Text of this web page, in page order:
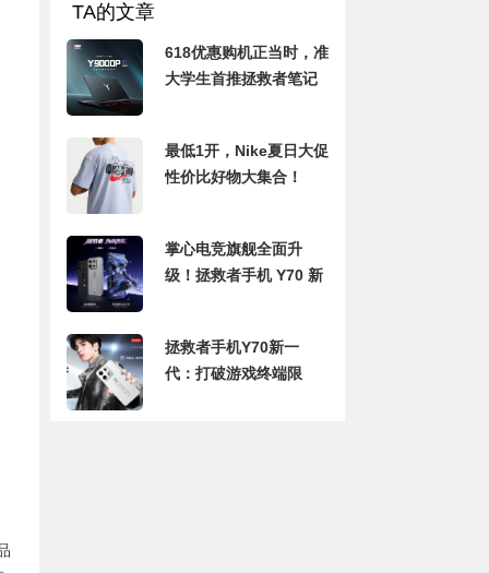
TA的文章
618优惠购机正当时，准
大学生首推拯救者笔记
最低1开，Nike夏日大促
性价比好物大集合！
掌心电竞旗舰全面升
级！拯救者手机 Y70 新
拯救者手机Y70新一
代：打破游戏终端限